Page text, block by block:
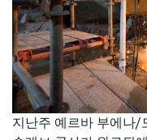
지난주 예르바 부에나/